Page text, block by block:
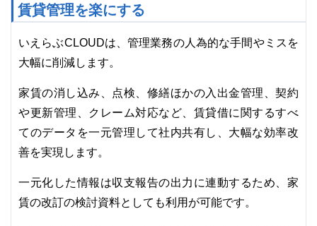
賃貸管理を楽にする
いえらぶCLOUDは、管理業務の人為的な手間やミスを
大幅に削減します。
家賃の消し込み、点検、修繕ほかの入出金管理、契約
や更新管理、クレーム対応など、賃貸借に関するすべ
てのデータを一元管理して社内共有し、大幅な効率改
善を実現します。
一元化した情報は収支報告の出力に連動するため、家
賃の改訂の検討資料としても利用が可能です。